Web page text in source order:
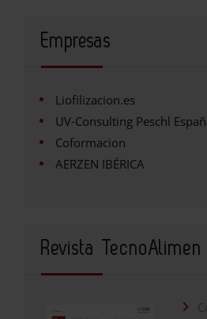
Empresas
Liofilizacion.es
UV-Consulting Peschl
Coformacion
AERZEN IBÉRICA
Revista TecnoAlimen